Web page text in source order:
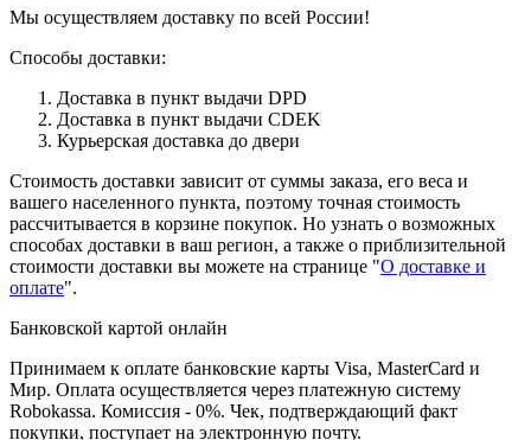
Мы осуществляем доставку по всей России!
Способы доставки:
Доставка в пункт выдачи DPD
Доставка в пункт выдачи CDEK
Курьерская доставка до двери
Стоимость доставки зависит от суммы заказа, его веса и
вашего населенного пункта, поэтому точная стоимость
рассчитывается в корзине покупок. Но узнать о возможных
способах доставки в ваш регион, а также о приблизительной
стоимости доставки вы можете на странице "О доставке и
оплате".
Банковской картой онлайн
Принимаем к оплате банковские карты Visa, MasterCard и
Мир. Оплата осуществляется через платежную систему
Robokassa. Комиссия - 0%. Чек, подтверждающий факт
покупки, поступает на электронную почту.